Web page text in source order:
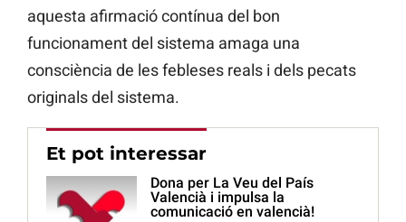
aquesta afirmació contínua del bon
funcionament del sistema amaga una
consciència de les febleses reals i dels pecats
originals del sistema.
Et pot interessar
Dona per La Veu del País
Valencià i impulsa la
comunicació en valencià!